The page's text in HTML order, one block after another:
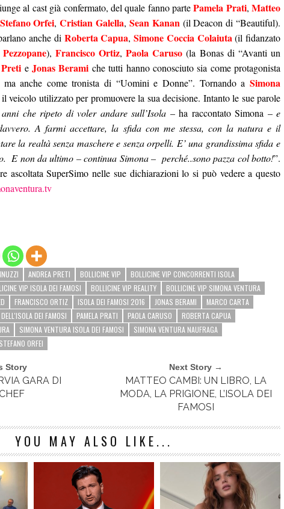
al cast già confermato, del quale fanno partePamela Prati,Matteo
Stefano Orfei,Cristian Galella, Sean Kanan (il Deacon di “Beautiful).
anche di Roberta Capua, Simone Coccia Colaiuta (il fidanzato
), Francisco Ortiz,Paola Caruso (la Bonas di “Avanti un
e Jonas Berami che tutti hanno conosciuto sia come protagonista
ma anche come tronista di “Uomini e Donne”. Tornando a Simona
veicolo utilizzato per promuovere la sua decisione. Intanto le sue parole
che ripeto di voler andare sull’Isola – ha raccontato Simona – e
A farmi accettare, la sfida con me stessa, con la natura e il
la realtà senza maschere e senza orpelli. E’ una grandissima sfida e
E non da ultimo – continua Simona – perché..sono pazza col botto!”.
ascoltata SuperSimo nelle sue dichiarazioni lo si può vedere a questo
ANDREA PRETI BOLLICINE VIP
BOLLICINE VIP CONCORRENTI ISOLA
VIP ISOLA DEI FAMOSI BOLLICINE VIP REALITY
BOLLICINE VIP SIMONA VENTURA
FRANCISCO ORTIZ ISOLA DEI FAMOSI 2016 JONAS BERAMI
MARCO CARTA
DEI FAMOSI PAMELA PRATI PAOLA CARUSO
ROBERTA CAPUA
SIMONA VENTURA ISOLA DEI FAMOSI
SIMONA VENTURA NAUFRAGA
STEFANO ORFEI
Story
GARA DI
Next Story →
MATTEO CAMBI: UN LIBRO, LA
MODA, LA PRIGIONE, L’ISOLA DEI
FAMOSI
YOU MAY ALSO LIKE...